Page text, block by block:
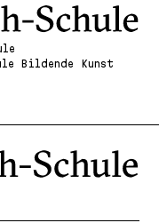
Bildende Kunst